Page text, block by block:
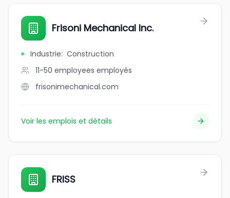
Frisoni Mechanical Inc.
Industrie: Construction
11-50 employees employés
frisonimechanical.com
Voir les emplois et détails
FRISS